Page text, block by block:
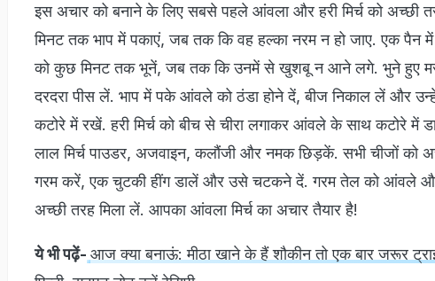
इस अचार को बनाने के लिए सबसे पहले आंवला और हरी मिर्च को
मिनट तक भाप में पकाएं, जब तक कि वह हल्का नरम न हो जाए. एक पैन में
को कुछ मिनट तक भूनें, जब तक कि उनमें से खुशबू न आने लगे. भुने हुए
दरदरा पीस लें. भाप में पके आंवले को ठंडा होने दें, बीज निकाल लें और
कटोरे में रखें. हरी मिर्च को बीच से चीरा लगाकर आंवले के साथ कटोरे में
लाल मिर्च पाउडर, अजवाइन, कलौंजी और नमक छिड़कें. सभी चीजों को
गरम करें, एक चुटकी हींग डालें और उसे चटकने दें. गरम तेल को आंवले
अच्छी तरह मिला लें. आपका आंवला मिर्च का अचार तैयार है!
ये भी पढ़ें- आज क्या बनाऊं: मीठा खाने के हैं शौकीन तो एक बार जरूर